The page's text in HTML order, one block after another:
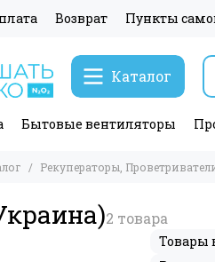
Возврат Пункты
Каталог
Бытовые вентиляторы
Рекуператоры,
Товары